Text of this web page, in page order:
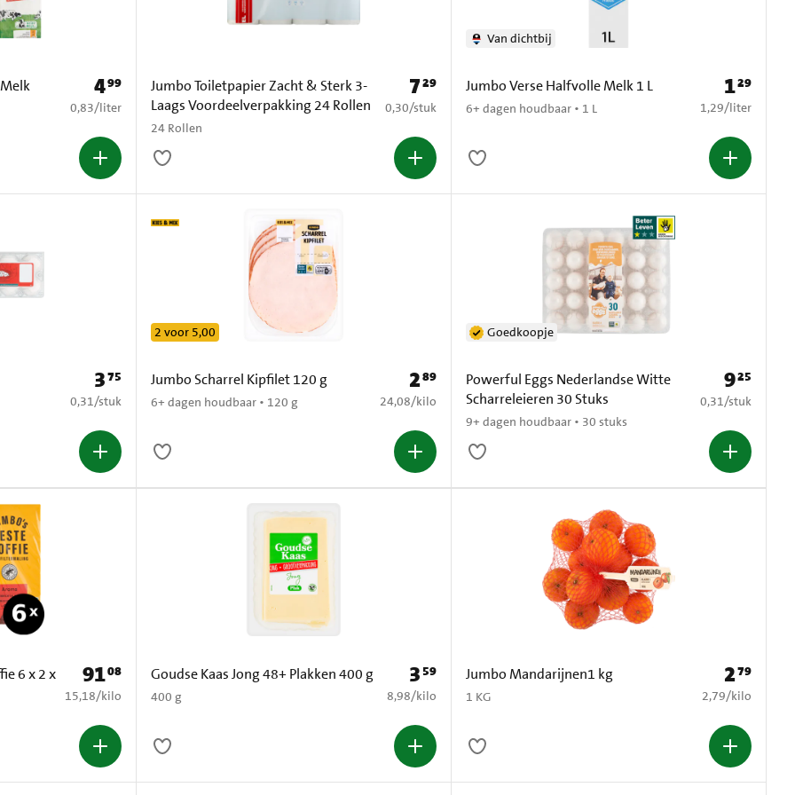
Prijs: € 4,99
499
€ 0,83 per liter
0,83/liter
Jumbo Toiletpapier Zacht & Sterk 3-
Laags Voordeelverpakking 24 Rollen
24 Rollen
Prijs: € 7,29
729
€ 0,30 per stuk
0,30/stuk
Jumbo Verse Halfvolle Melk 1 L
6+ dagen houdbaar • 1 L
Van dichtbij
Prijs: € 1,29
129
€ 1,29 per liter
1,29/liter
Prijs: € 3,75
375
€ 0,31 per stuk
0,31/stuk
Jumbo Scharrel Kipfilet 120 g
6+ dagen houdbaar • 120 g
2 voor 5,00
Prijs: € 2,89
289
€ 24,08 per kilo
24,08/kilo
Powerful Eggs Nederlandse Witte
Scharreleieren 30 Stuks
9+ dagen houdbaar • 30 stuks
Goedkoopje
Prijs: € 9,25
925
€ 0,31 per stuk
0,31/stuk
6 x 2 x
Prijs: € 91,08
9108
€ 15,18 per kilo
15,18/kilo
Goudse Kaas Jong 48+ Plakken 400 g
400 g
Prijs: € 3,59
3 59
€ 8,98 per kilo
8,98/kilo
Jumbo Mandarijnen1 kg
1 KG
Prijs: € 2,79
279
€ 2,79 per kilo
2,79/kilo